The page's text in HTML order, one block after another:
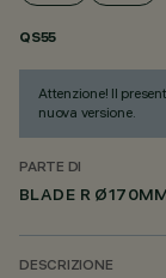
QS55
Attenzione! Il
nuova versione.
PARTE DI
BLADE R
DESCRIZIONE